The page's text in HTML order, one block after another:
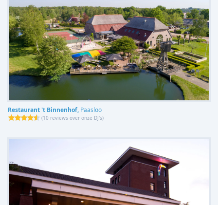
Restaurant 't Binnenhof, Paasloo
(10 reviews over onze DJ's)